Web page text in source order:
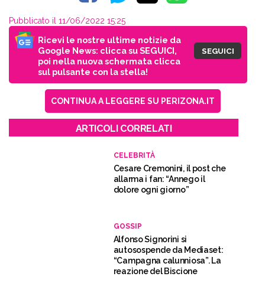
Pubblicato il 11/06/2022 15:25
Ricevi le nostre ultime notizie da
Google News: clicca su SEGUICI,
poi nella nuova schermata clicca
sul pulsante con la stella!
SEGUICI
CONTINUA A LEGGERE SU PERIZONA.IT
ARTICOLI CORRELATI
CELEBRITÀ
Cesare Cremonini, il post che
allarma i fan: “Annego il
dolore ogni giorno”
GOSSIP
Alfonso Signorini si
autosospende da Mediaset:
“Campagna calunniosa”. La
reazione del Biscione